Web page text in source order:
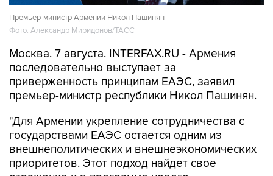
Премьер-министр Армении Никол Пашинян
Фото: Александр Миридонов/ТАСС
Москва. 7 августа. INTERFAX.RU - Армения
последовательно выступает за
приверженность принципам ЕАЭС, заявил
премьер-министр республики Никол Пашинян.
"Для Армении укрепление сотрудничества с
государствами ЕАЭС остается одним из
внешнеполитических и внешнеэкономических
приоритетов. Этот подход найдет свое